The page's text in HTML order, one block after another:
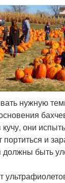
нужную
они
и
быть